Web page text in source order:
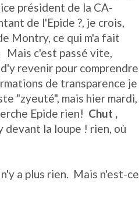
président de la CA-
de l'Epide ?, je crois,
Montry, ce qui m'a fait
c'est passé vite,
d'y revenir pour comprendre
de transparence je
"zyeuté", mais hier mardi,
Epide rien! Chut ,
devant la loupe ! rien, où
a plus rien. Mais n'est-ce